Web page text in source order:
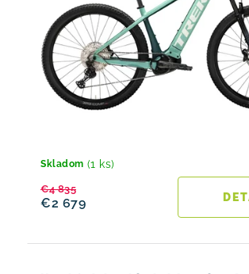
Skladom (1 ks)
€2 679
€4 835